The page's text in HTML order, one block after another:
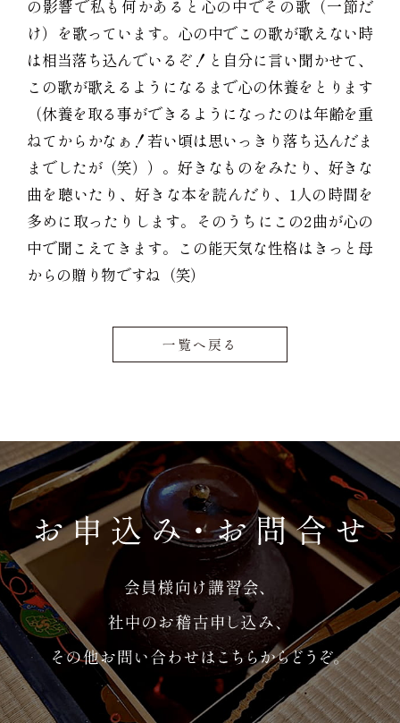
の影響で私も何かあると心の中でその歌（一節だ
け）を歌っています。心の中でこの歌が歌えない時
は相当落ち込んでいるぞ！と自分に言い聞かせて、
この歌が歌えるようになるまで心の休養をとります
（休養を取る事ができるようになったのは年齢を重
ねてからかなぁ！若い頃は思いっきり落ち込んだま
までしたが（笑））。好きなものをみたり、好きな
曲を聴いたり、好きな本を読んだり、1人の時間を
多めに取ったりします。そのうちにこの2曲が心の
中で聞こえてきます。この能天気な性格はきっと母
からの贈り物ですね（笑）